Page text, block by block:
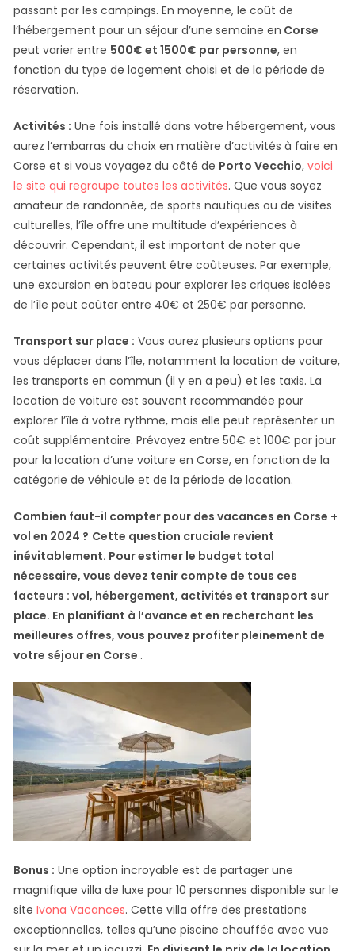
passant par les campings. En moyenne, le coût de
l’hébergement pour un séjour d’une semaine en Corse
peut varier entre 500€ et 1500€ par personne, en
fonction du type de logement choisi et de la période de
réservation.
Activités : Une fois installé dans votre hébergement, vous
aurez l’embarras du choix en matière d’activités à faire en
Corse et si vous voyagez du côté de Porto Vecchio, voici
le site qui regroupe toutes les activités. Que vous soyez
amateur de randonnée, de sports nautiques ou de visites
culturelles, l’île offre une multitude d’expériences à
découvrir. Cependant, il est important de noter que
certaines activités peuvent être coûteuses. Par exemple,
une excursion en bateau pour explorer les criques isolées
de l’île peut coûter entre 40€ et 250€ par personne.
Transport sur place : Vous aurez plusieurs options pour
vous déplacer dans l’île, notamment la location de voiture,
les transports en commun (il y en a peu) et les taxis. La
location de voiture est souvent recommandée pour
explorer l’île à votre rythme, mais elle peut représenter un
coût supplémentaire. Prévoyez entre 50€ et 100€ par jour
pour la location d’une voiture en Corse, en fonction de la
catégorie de véhicule et de la période de location.
Combien faut-il compter pour des vacances en Corse +
vol en 2024 ? Cette question cruciale revient
inévitablement. Pour estimer le budget total
nécessaire, vous devez tenir compte de tous ces
facteurs : vol, hébergement, activités et transport sur
place. En planifiant à l’avance et en recherchant les
meilleures offres, vous pouvez profiter pleinement de
votre séjour en Corse .
Bonus : Une option incroyable est de partager une
magnifique villa de luxe pour 10 personnes disponible sur le
site Ivona Vacances. Cette villa offre des prestations
exceptionnelles, telles qu’une piscine chauffée avec vue